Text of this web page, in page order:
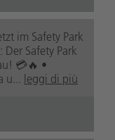
im Safety Park
Safety Park
💳🔥 •
leggi di più